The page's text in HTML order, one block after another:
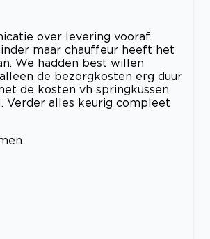
over levering vooraf.
maar chauffeur heeft het
We hadden best willen
de bezorgkosten erg duur
de kosten vh springkussen
Verder alles keurig compleet